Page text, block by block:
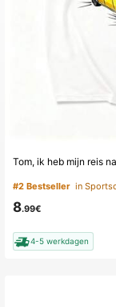
#2 Bestseller
8.99€
4-5 werkdagen